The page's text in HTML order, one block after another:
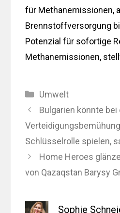
für Methanemissionen,
Brennstoffversorgung
Potenzial für sofortige
Methanemissionen,
Kategorien
Umwelt
Bulgarien könnte
Schlüsselrolle spielen,
Home Heroes
von Qazaqstan Barysy
Sophie